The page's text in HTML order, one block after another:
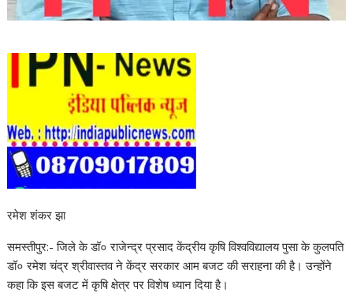
रमेश शंकर झा
समस्तीपुर:- जिले के डॉ० राजेन्द्र प्रसाद केंद्रीय कृषि विश्वविद्यालय पुसा के कुलपति
डॉ० रमेश चंद्र श्रीवास्तव ने केंद्र सरकार आम बजट की सराहना की है। उन्होंने
कहा कि इस बजट में कृषि क्षेत्र पर विशेष ध्यान दिया है।